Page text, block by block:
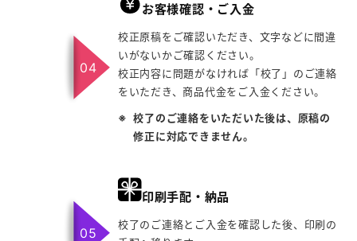
お客様確認・ご入金
校正原稿をご確認いただき、文字などに間違
いがないかご確認ください。
校正内容に問題がなければ「校了」のご連絡
をいただき、商品代金をご入金ください。
校了のご連絡をいただいた後は、原稿の
修正に対応できません。
印刷手配・納品
校了のご連絡とご入金を確認した後、印刷の